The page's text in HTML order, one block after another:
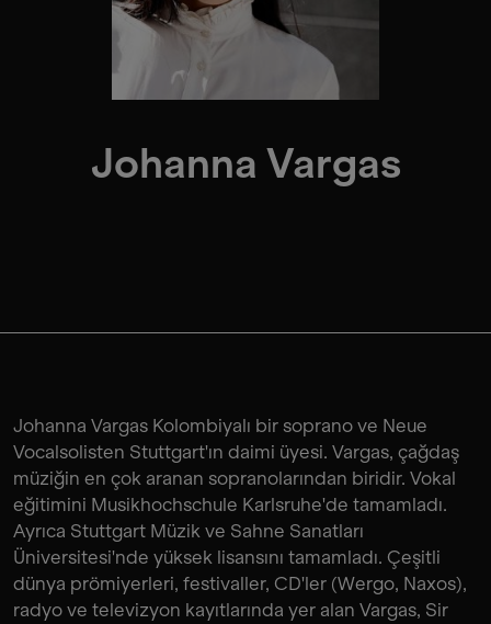
Johanna Vargas
Johanna Vargas Kolombiyalı bir soprano ve Neue
Vocalsolisten Stuttgart'ın daimi üyesi. Vargas, çağdaş
müziğin en çok aranan sopranolarından biridir. Vokal
eğitimini Musikhochschule Karlsruhe'de tamamladı.
Ayrıca Stuttgart Müzik ve Sahne Sanatları
Üniversitesi'nde yüksek lisansını tamamladı. Çeşitli
dünya prömiyerleri, festivaller, CD'ler (Wergo, Naxos),
radyo ve televizyon kayıtlarında yer alan Vargas, Sir